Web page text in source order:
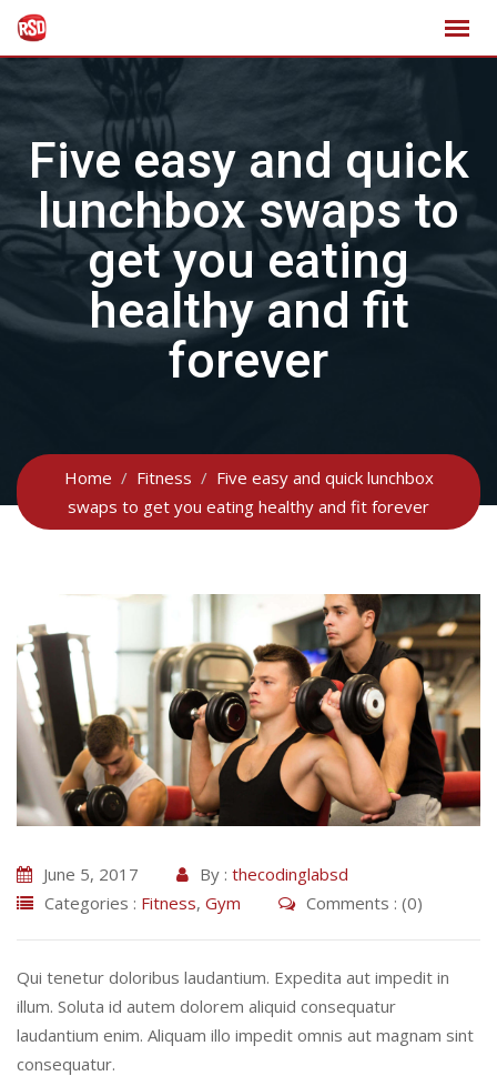
Skip
Five easy and quick
lunchbox swaps to
get you eating
healthy and fit
forever
Home Fitness
Five easy and quick lunchbox
swaps to get you eating healthy and fit forever
June 5, 2017 By : thecodinglabsd
Categories : Fitness, Gym Comments : (0)
Qui tenetur doloribus laudantium. Expedita aut impedit in
illum. Soluta id autem dolorem aliquid consequatur
laudantium enim. Aliquam illo impedit omnis aut magnam sint
consequatur.